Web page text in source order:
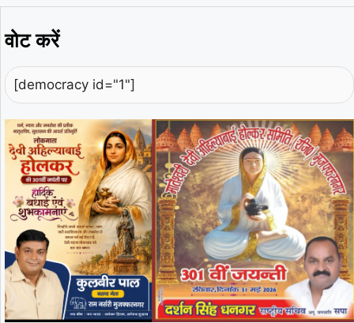
वोट करें
[democracy id="1"]